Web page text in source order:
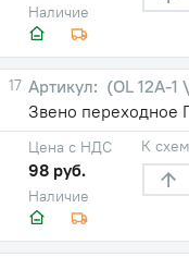
Наличие
17
(OL 12A-1
Звено переходное
Наличие
Цена с НДС
98 руб.
К